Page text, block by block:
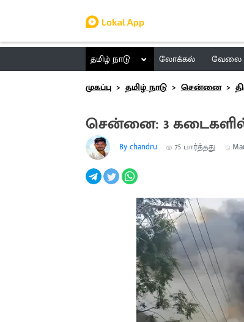
தமிழ் நாடு லோக்கல் வேலை
முகப்பு
தமிழ் நாடு சென்னை
சென்னை: 3 கடைகளில்
By chandru 75 பார்த்தது